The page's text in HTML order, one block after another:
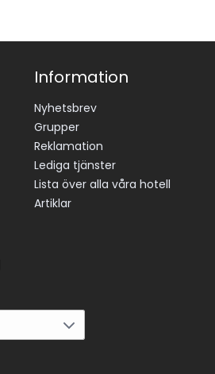
Information
Nyhetsbrev
Grupper
Reklamation
Lediga tjänster
Lista över alla våra hotell
Artiklar